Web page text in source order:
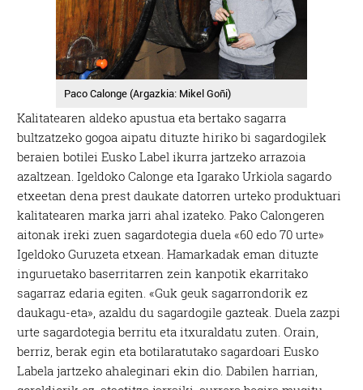
Paco Calonge (Argazkia: Mikel Goñi)
Kalitatearen aldeko apustua eta bertako sagarra
bultzatzeko gogoa aipatu dituzte hiriko bi sagardogilek
beraien botilei Eusko Label ikurra jartzeko arrazoia
azaltzean. Igeldoko Calonge eta Igarako Urkiola sagardo
etxeetan dena prest daukate datorren urteko produktuari
kalitatearen marka jarri ahal izateko. Pako Calongeren
aitonak ireki zuen sagardotegia duela «60 edo 70 urte»
Igeldoko Guruzeta etxean. Hamarkadak eman dituzte
inguruetako baserritarren zein kanpotik ekarritako
sagarraz edaria egiten. «Guk geuk sagarrondorik ez
daukagu-eta», azaldu du sagardogile gazteak. Duela zazpi
urte sagardotegia berritu eta itxuraldatu zuten. Orain,
berriz, berak egin eta botilaratutako sagardoari Eusko
Labela jartzeko ahaleginari ekin dio. Dabilen harrian,